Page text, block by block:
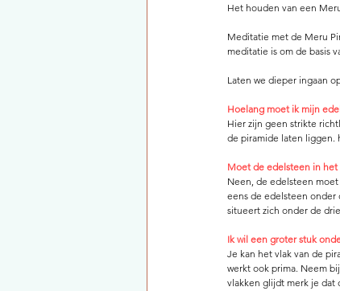
Het houden van een
Meditatie met de Meru
meditatie is om de basis
Laten we dieper ingaan
Hoelang moet ik mijn
Hier zijn geen strikte
de piramide laten liggen.
Moet de edelsteen in
Neen, de edelsteen
eens de edelsteen onder
situeert zich onder de
Ik wil een groter stuk
Je kan het vlak van de
werkt ook prima. Neem
vlakken glijdt merk je dat